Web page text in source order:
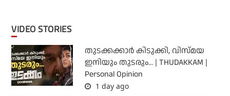
VIDEO STORIES
തുടക്കക്കാര്‍ കിടുക്കി, വിസ്മയ
ഇനിയും തുടരും... | THUDAKKAM |
Personal Opinion
1 day ago